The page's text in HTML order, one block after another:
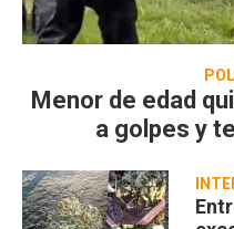
Menor de edad
a golpes y